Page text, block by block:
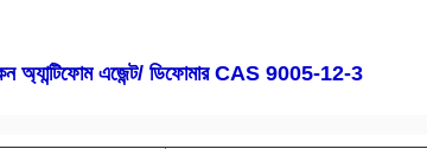
অ্যান্টিফোম এজেন্ট/ ডিফোমার CAS 9005-12-3